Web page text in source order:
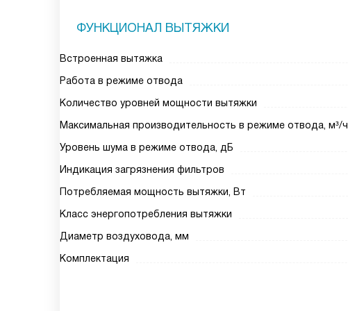
ФУНКЦИОНАЛ ВЫТЯЖКИ
Встроенная вытяжка
Работа в режиме отвода
Количество уровней мощности вытяжки
Максимальная производительность в режиме отвода, м³/ч
Уровень шума в режиме отвода, дБ
Индикация загрязнения фильтров
Потребляемая мощность вытяжки, Вт
Класс энергопотребления вытяжки
Диаметр воздуховода, мм
Комплектация